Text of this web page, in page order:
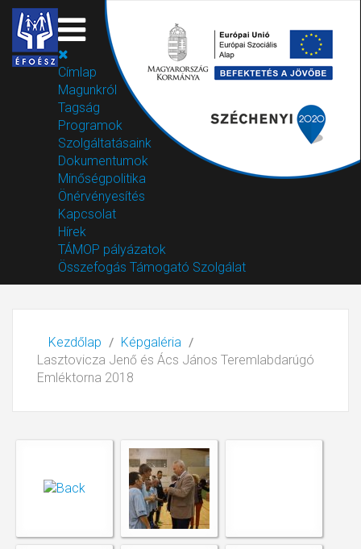
Címlap
Magunkról
Tagság
Programok
Szolgáltatásaink
Dokumentumok
Minőségpolitika
Önérvényesítés
Kapcsolat
Hírek
TÁMOP pályázatok
Összefogás Támogató Szolgálat
Kezdőlap
Képgaléria
Lasztovicza Jenő és Ács János Teremlabdarúgó
Emléktorna 2018